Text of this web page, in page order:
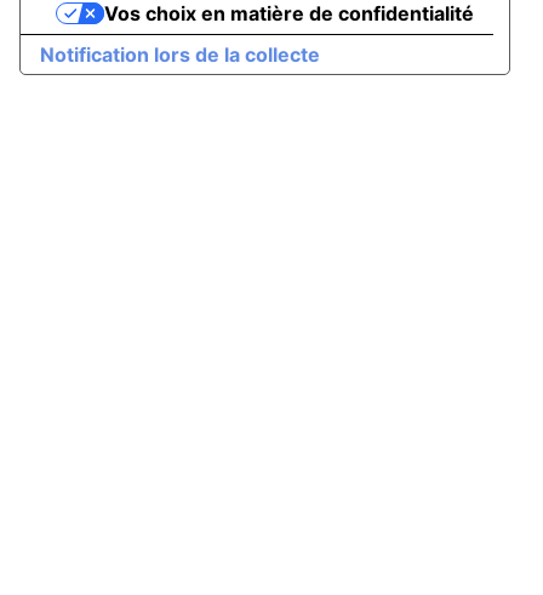
Notification lors de la collecte
Vos choix en matière de confidentialité